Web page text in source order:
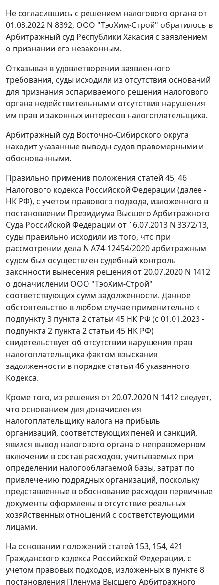
Не согласившись с решением налогового органа от
01.03.2022 N 8392, ООО "ТэоХим-Строй" обратилось в
Арбитражный суд Республики Хакасия с заявлением
о признании его незаконным.
Отказывая в удовлетворении заявленного
требования, суды исходили из отсутствия оснований
для признания оспариваемого решения налогового
органа недействительным и отсутствия нарушения
им прав и законных интересов налогоплательщика.
Арбитражный суд Восточно-Сибирского округа
находит указанные выводы судов правомерными и
обоснованными.
Правильно применив положения статей 45, 46
Налогового кодекса Российской Федерации (далее -
НК РФ), с учетом правового подхода, изложенного в
постановлении Президиума Высшего Арбитражного
Суда Российской Федерации от 16.07.2013 N 3372/13,
суды правильно исходили из того, что при
рассмотрении дела N А74-12454/2020 арбитражным
судом был осуществлен судебный контроль
законности вынесения решения от 20.07.2020 N 1412
о доначислении ООО "ТэоХим-Строй"
соответствующих сумм задолженности. Данное
обстоятельство в любом случае применительно к
подпункту 3 пункта 2 статьи 45 НК РФ (с 01.01.2023 -
подпункта 2 пункта 2 статьи 45 НК РФ)
свидетельствует об отсутствии нарушения прав
налогоплательщика фактом взыскания
задолженности в порядке статьи 46 указанного
Кодекса.
Кроме того, из решения от 20.07.2020 N 1412 следует,
что основанием для доначисления
налогоплательщику налога на прибыль
организаций, соответствующих пеней и санкций,
явился вывод налогового органа о неправомерном
включении в состав расходов, учитываемых при
определении налогооблагаемой базы, затрат по
привлечению подрядных организаций, поскольку
представленные в обоснование расходов первичные
документы оформлены в отсутствие реальных
хозяйственных отношений с соответствующими
лицами.
На основании положений статей 153, 154, 421
Гражданского кодекса Российской Федерации, с
учетом правовых подходов, изложенных в пункте 8
постановления Пленума Высшего Арбитражного